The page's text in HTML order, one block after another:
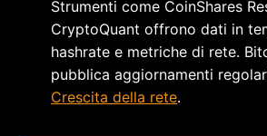
Strumenti come CoinShares
CryptoQuant offrono dati in
hashrate e metriche di rete.
pubblica aggiornamenti
Crescita della rete.